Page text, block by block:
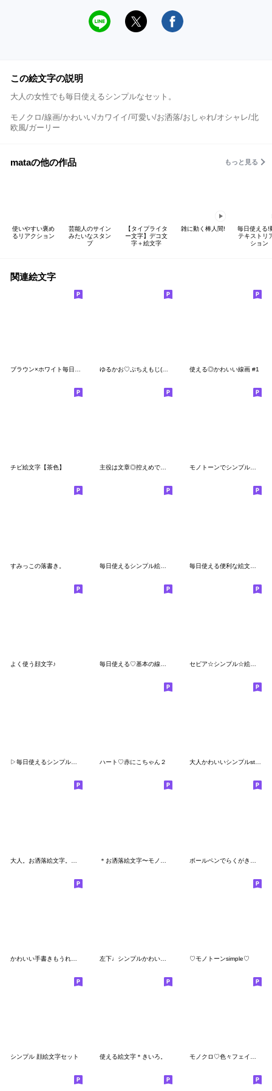
この絵文字の説明
大人の女性でも毎日使えるシンプルなセット。
モノクロ/線画/かわいい/カワイイ/可愛い/お洒落/おしゃれ/オシャレ/北
欧風/ガーリー
mataの他の作品 もっと見る
使いやすい褒め
るリアクション
芸能人のサイン
みたいなスタン
プ
【タイプライタ
ー文字】デコ文
字＋絵文字
雑に動く棒人間!
毎日使える!
テキストリ
ション
関連絵文字
使える◎かわいい線画 #1
チビ絵文字【茶色】 主役は文章◎控えめでシンプルな絵文字 モノトーンでシンプルな絵文字2
すみっこの落書き。 毎日使える便利な絵文字(1)
よく使う顔文字♪ セピア☆シンプル☆絵文字
▷毎日使えるシンプルえもじ ハート♡赤にこちゃん２ 大人かわいいシンプルstyle。
♡モノトーンsimple♡
シンプル 顔絵文字セット 使える絵文字＊きいろ。 モノクロ♡色々フェイス。